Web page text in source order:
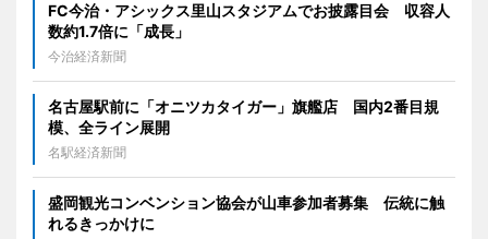
FC今治・アシックス里山スタジアムでお披露目会 収容人
数約1.7倍に「成長」
今治経済新聞
名古屋駅前に「オニツカタイガー」旗艦店 国内2番目規
模、全ライン展開
名駅経済新聞
盛岡観光コンベンション協会が山車参加者募集 伝統に触
れるきっかけに